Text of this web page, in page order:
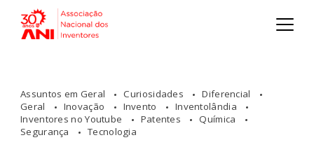
Assuntos em Geral Curiosidades
Diferencial
Geral
Inovação Invento
Inventolândia
Inventores no Youtube
Patentes
Química
Segurança
Tecnologia